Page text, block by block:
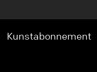
Kunstabonnement